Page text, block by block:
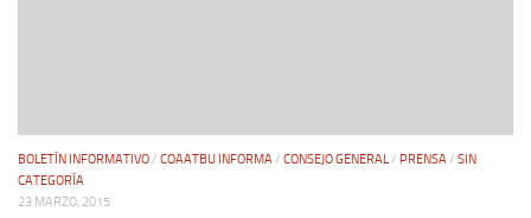
BOLETÍN INFORMATIVO/ COAATBU INFORMA/ CONSEJO GENERAL/ PRENSA/ SIN
CATEGORÍA
23 MARZO, 2015